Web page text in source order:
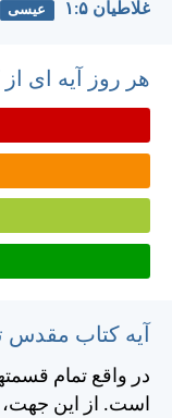
غلاطيان ۵:‏۱ عیسی
هر روز آیه ای
آیه کتاب مقدس
در واقع تمام
است. از اين جهت،